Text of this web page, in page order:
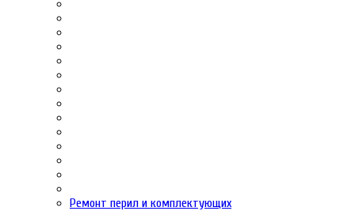
Ремонт перил и комплектующих